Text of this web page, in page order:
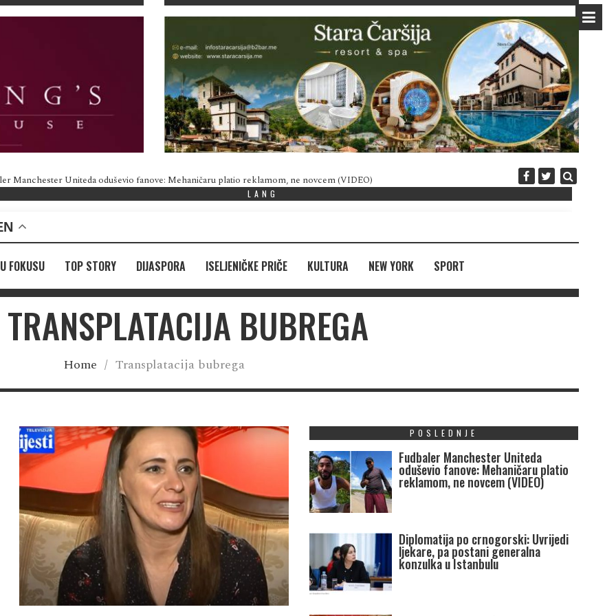
Manchester Uniteda oduševio fanove: Mehaničaru platio reklamom, ne novcem (VIDEO) Diplomatija po
LANG
U FOKUSU TOP STORY DIJASPORA ISELJENIČKE PRIČE KULTURA NEW YORK SPORT
BUBREGA
Home / Transplatacija bubrega
POSLEDNJE
Fudbaler Manchester Uniteda
oduševio fanove: Mehaničaru platio
reklamom, ne novcem (VIDEO)
Diplomatija po crnogorski: Uvrijedi
ljekare, pa postani generalna
konzulka u Istanbulu